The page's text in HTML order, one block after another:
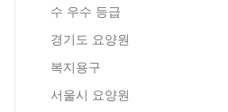
수 우수 등급
경기도 요양원
복지용구
서울시 요양원